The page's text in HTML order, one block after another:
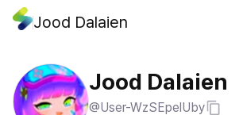
Jood Dalaien
Jood Dalaien
@User-WzSEpelUby